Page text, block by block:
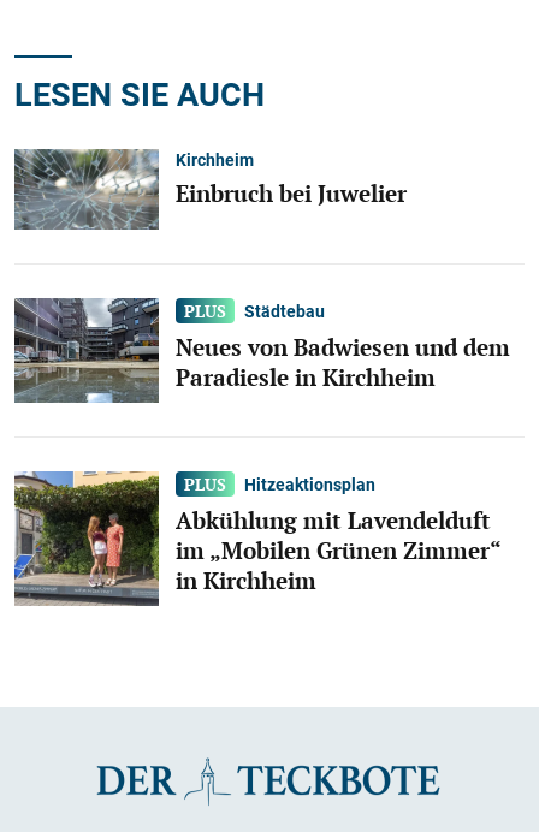
LESEN SIE AUCH
Kirchheim
Einbruch bei Juwelier
Städtebau
Neues von Badwiesen und dem
Paradiesle in Kirchheim
Hitzeaktionsplan
Abkühlung mit Lavendelduft
im „Mobilen Grünen Zimmer“
in Kirchheim